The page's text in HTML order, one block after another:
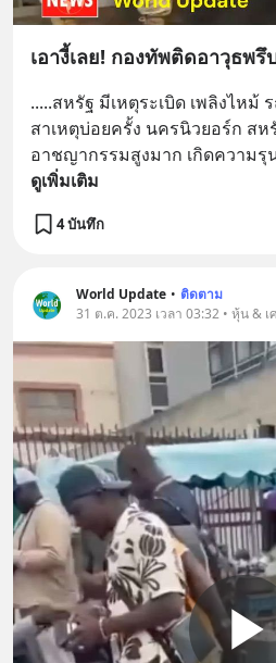
เอางี้เลย! กองทัพติดอาวุธพ
.....สหรัฐ มีเหตุระเบิด เพลิงไหม้
สาเหตุบ่อยครั้ง นครนิวยอร์ก สห
อาชญากรรมสูงมาก เกิดความรุ
ดูเพิ่มเติม
4 บันทึก
World Update • ติดตาม
31 ต.ค. 2023 เวลา 03:32 • หุ้น & เ